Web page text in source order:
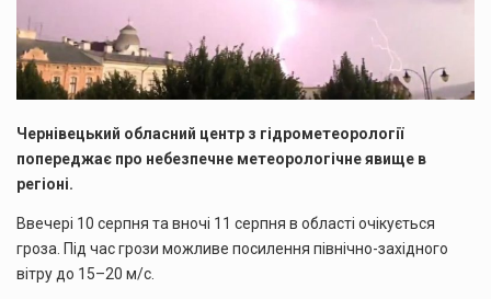
Чернівецький обласний центр з гідрометеорології
попереджає про небезпечне метеорологічне явище в
регіоні.
Ввечері 10 серпня та вночі 11 серпня в області очікується
гроза. Під час грози можливе посилення північно-західного
вітру до 15–20 м/с.